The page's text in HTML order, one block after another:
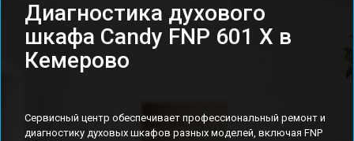
Диагностика духового
шкафа Candy FNP 601 X в
Кемерово
Сервисный центр обеспечивает профессиональный ремонт и
диагностику духовых шкафов разных моделей, включая FNP